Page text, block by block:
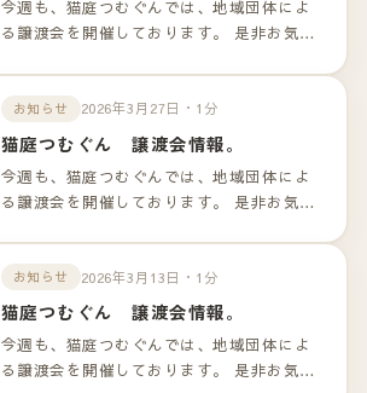
今週も、猫庭つむぐんでは、地域団体によ
る譲渡会を開催しております。 是非お気軽
ンクよりご確認下さいませ。
お知らせ 2026年3月27日・1分
猫庭つむぐん 譲渡会情報。
今週も、猫庭つむぐんでは、地域団体によ
る譲渡会を開催しております。 是非お気軽
お知らせ 2026年3月13日・1分
猫庭つむぐん 譲渡会情報。
今週も、猫庭つむぐんでは、地域団体によ
る譲渡会を開催しております。 是非お気軽